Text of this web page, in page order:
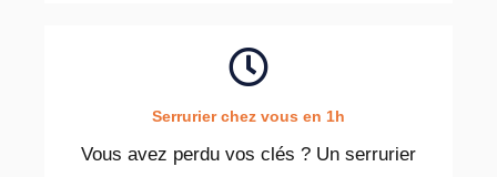
Serrurier chez vous en 1h
Vous avez perdu vos clés ? Un serrurier